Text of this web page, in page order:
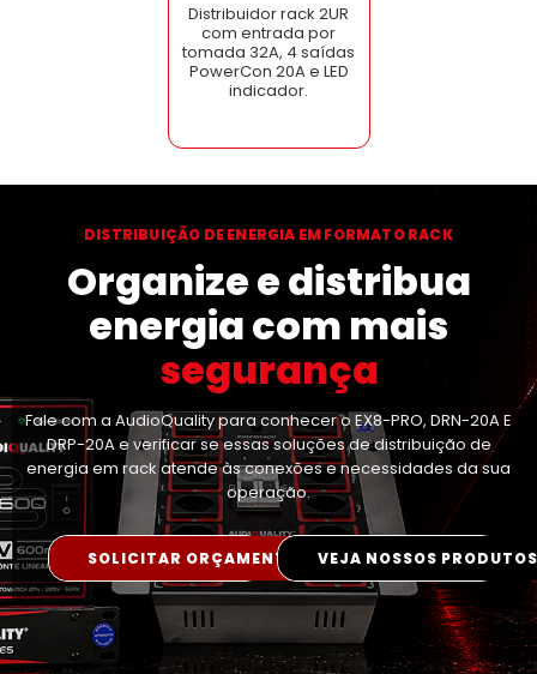
Distribuidor rack 2UR
com entrada por
tomada 32A, 4 saídas
PowerCon 20A e LED
indicador.
DISTRIBUIÇÃO DE ENERGIA EM FORMATO RACK
Organize e distribua
energia com mais
segurança
Fale com a AudioQuality para conhecer o EX8-PRO, DRN-20A E
DRP-20A e verificar se essas soluções de distribuição de
energia em rack atende às conexões e necessidades da sua
operação.
SOLICITAR ORÇAMENTO VEJA NOSSOS PRODUTOS